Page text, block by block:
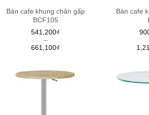
Bàn cafe khung chân gấp
BCF105
541,200₫
–
661,100₫
Bàn cafe